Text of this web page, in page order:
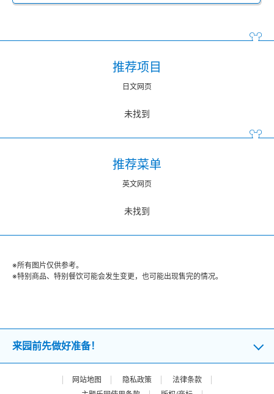
推荐项目
日文网页
未找到
推荐菜单
英文网页
未找到
※所有图片仅供参考。
※特别商品、特别餐饮可能会发生变更，也可能出现售完的情况。
来园前先做好准备！
网站地图 隐私政策
法律条款